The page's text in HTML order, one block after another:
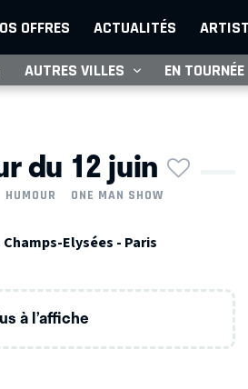
OFFRES ACTUALITÉS
AUTRES VILLES EN TOURNÉE
du 12 juin
HUMOUR
ONE MAN SHOW
Elysées - Paris
à l’affiche